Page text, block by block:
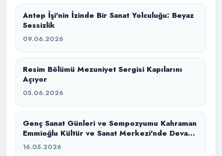
Antep İşi'nin İzinde Bir Sanat Yolculuğu: Beyaz
Sessizlik
09.06.2026
Resim Bölümü Mezuniyet Sergisi Kapılarını
Açıyor
05.06.2026
Genç Sanat Günleri ve Sempozyumu Kahraman
Emmioğlu Kültür ve Sanat Merkezi'nde Devam
Ediyor
16.05.2026